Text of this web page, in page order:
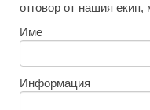
отговор от нашия екип,
Име
Информация